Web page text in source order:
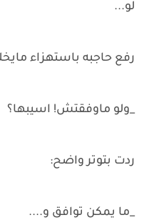
لو...
رفع حاجبه باستهزاء
_ولو ماوفقتش! اسيبها؟
ردت بتوتر واضح:
_ما يمكن توافق و....